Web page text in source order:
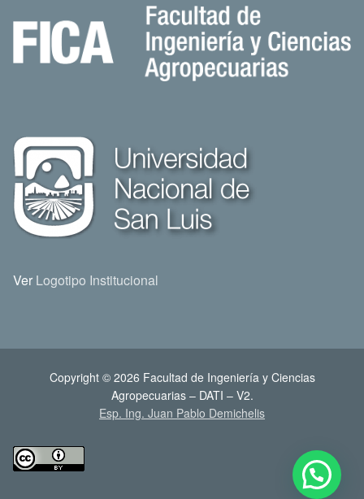
Ver Logotipo Institucional
Copyright © 2026 Facultad de Ingeniería y Ciencias
Agropecuarias – DATI – V2.
Esp. Ing. Juan Pablo Demichelis